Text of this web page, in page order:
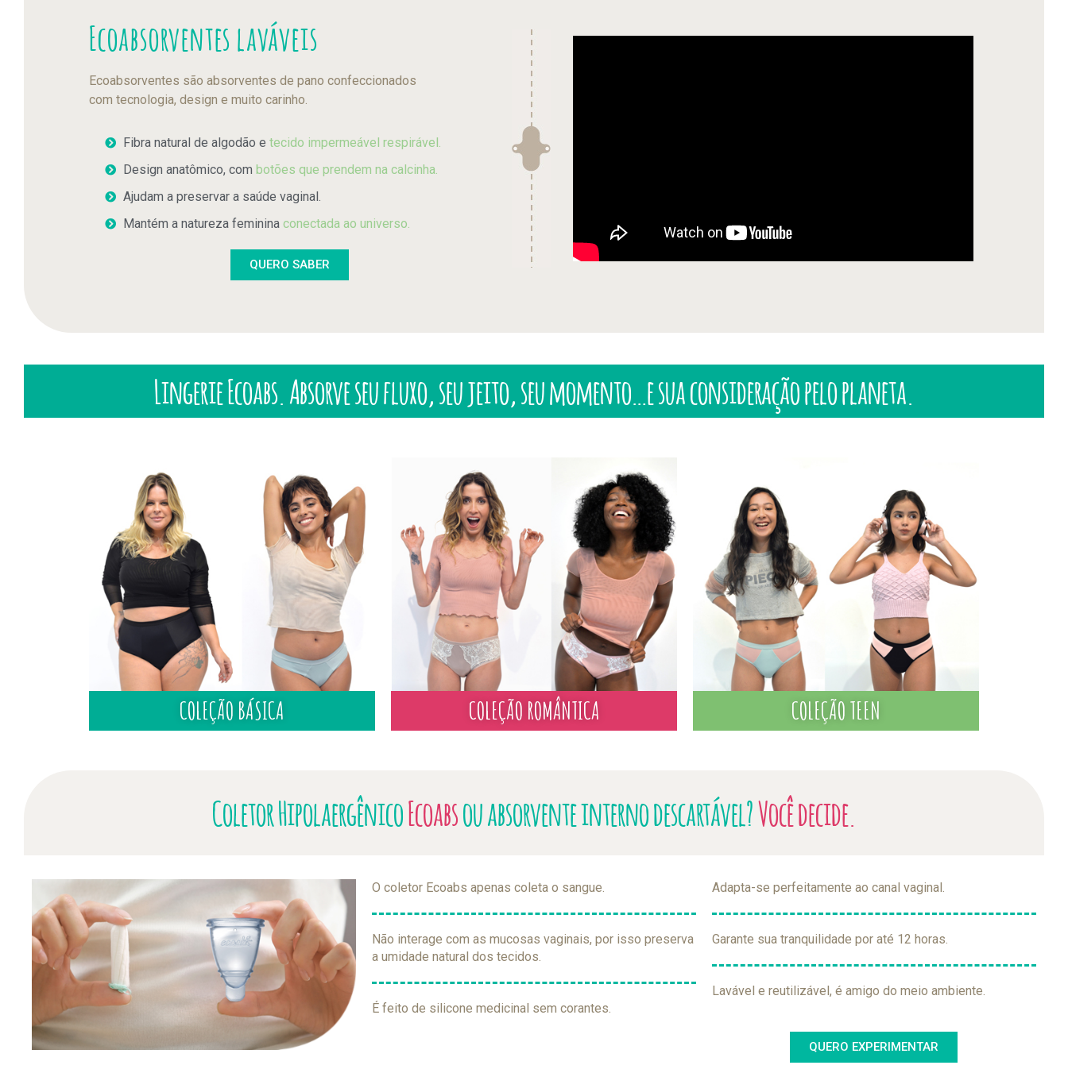
Ecoabsorventes laváveis
Ecoabsorventes são absorventes de pano confeccionados
com tecnologia, design e muito carinho.
Fibra natural de algodão e tecido impermeável respirável.
Design anatômico, com botões que prendem na calcinha.
Ajudam a preservar a saúde vaginal.
Mantém a natureza feminina conectada ao universo.
QUERO SABER
Lingerie Ecoabs. Absorve seu fluxo, seu jeito, seu momento…e sua consideração pelo planeta.
COLEÇÃO BÁSICA COLEÇÃO ROMÂNTICA COLEÇÃO TEEN
Coletor HipolaergênicoEcoabsou absorvente interno descartável?Você decide.
O coletor Ecoabs apenas coleta o sangue.
Não interage com as mucosas vaginais, por isso preserva
a umidade natural dos tecidos.
É feito de silicone medicinal sem corantes.
Adapta-se perfeitamente ao canal vaginal.
Garante sua tranquilidade por até 12 horas.
Lavável e reutilizável, é amigo do meio ambiente.
QUERO EXPERIMENTAR